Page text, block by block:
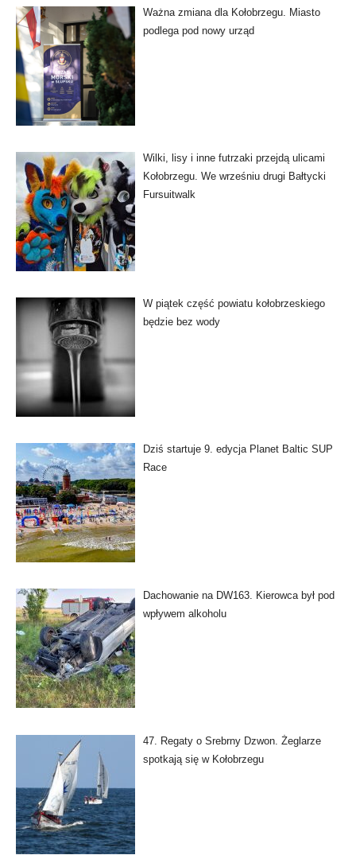
Ważna zmiana dla Kołobrzegu. Miasto
podlega pod nowy urząd
Wilki, lisy i inne futrzaki przejdą ulicami
Kołobrzegu. We wrześniu drugi Bałtycki
Fursuitwalk
W piątek część powiatu kołobrzeskiego
będzie bez wody
Dziś startuje 9. edycja Planet Baltic SUP
Race
Dachowanie na DW163. Kierowca był pod
wpływem alkoholu
47. Regaty o Srebrny Dzwon. Żeglarze
spotkają się w Kołobrzegu